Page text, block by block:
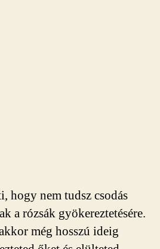
hogy nem tudsz csodás
a rózsák gyökereztetésére.
még hosszú ideig